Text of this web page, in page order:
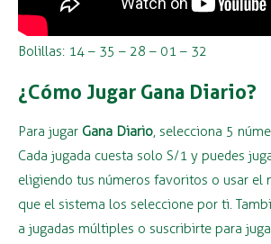
Bolillas: 14 – 35 – 28 – 01 – 32
¿Cómo Jugar Gana Diario?
Para jugar Gana Diario, selecciona 5
Cada jugada cuesta solo S/1 y puedes
eligiendo tus números favoritos o usar el
que el sistema los seleccione por ti.
a jugadas múltiples o suscribirte para